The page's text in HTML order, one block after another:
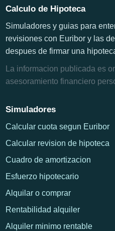
Calculo de Hipoteca
Simuladores y guias para
revisiones con Euribor y las
despues de firmar una
La informacion publicada es
asesoramiento financiero
Simuladores
Calcular cuota segun Euribor
Calcular revision de hipoteca
Cuadro de amortizacion
Esfuerzo hipotecario
Alquilar o comprar
Rentabilidad alquiler
Alquiler minimo rentable